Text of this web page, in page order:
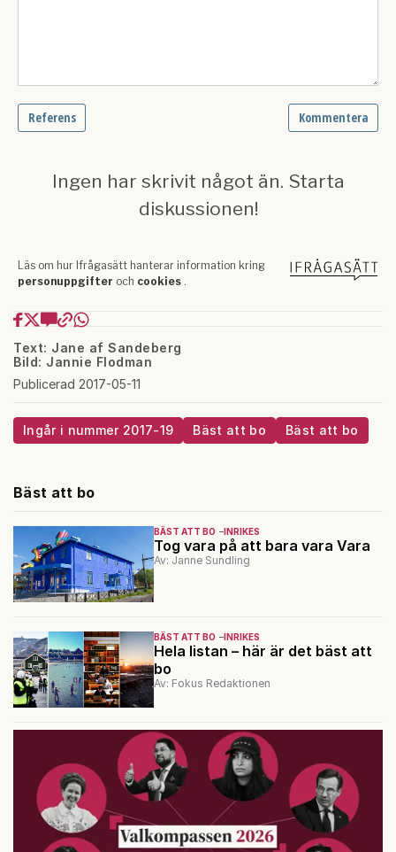
Text: Jane af Sandeberg
Bild: Jannie Flodman
Publicerad 2017-05-11
Ingår i nummer 2017-19 Bäst att bo Bäst att bo
Bäst att bo
BÄST ATT BO INRIKES
Tog vara på att bara vara Vara
Av: Janne Sundling
BÄST ATT BO INRIKES
Hela listan – här är det bäst att
bo
Av: Fokus Redaktionen